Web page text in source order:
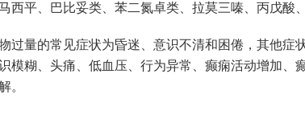
西平、巴比妥类、苯二氮卓类、拉莫三嗪、丙戊酸
过量的常见症状为昏迷、意识不清和困倦，其他
模糊、头痛、低血压、行为异常、癫痫活动增加、
。